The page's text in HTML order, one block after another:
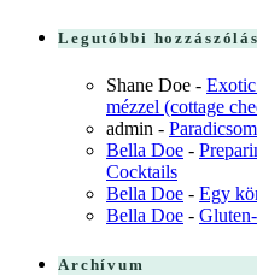
Legutóbbi
Shane Doe -
mézzel (cottage
admin -
Bella Doe -
Cocktails
Bella Doe - Egy
Bella Doe -
Archívum